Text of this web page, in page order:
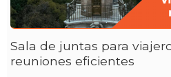
Sala de juntas para
reuniones eficientes